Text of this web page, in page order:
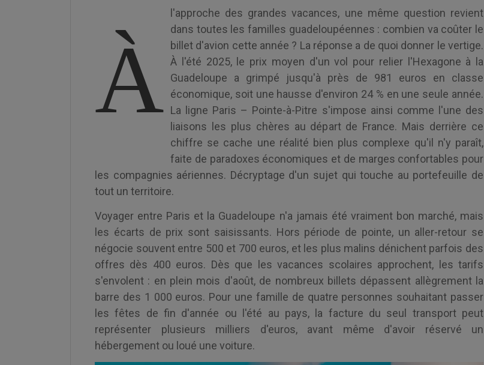
À
l'approche des grandes vacances, une même question revient
dans toutes les familles guadeloupéennes : combien va coûter le
billet d'avion cette année ? La réponse a de quoi donner le vertige.
À l'été 2025, le prix moyen d'un vol pour relier l'Hexagone à la
Guadeloupe a grimpé jusqu'à près de 981 euros en classe
économique, soit une hausse d'environ 24 % en une seule année.
La ligne Paris – Pointe-à-Pitre s'impose ainsi comme l'une des
liaisons les plus chères au départ de France. Mais derrière ce
chiffre se cache une réalité bien plus complexe qu'il n'y paraît,
faite de paradoxes économiques et de marges confortables pour
les compagnies aériennes. Décryptage d'un sujet qui touche au portefeuille de
tout un territoire.
Voyager entre Paris et la Guadeloupe n'a jamais été vraiment bon marché, mais
les écarts de prix sont saisissants. Hors période de pointe, un aller-retour se
négocie souvent entre 500 et 700 euros, et les plus malins dénichent parfois des
offres dès 400 euros. Dès que les vacances scolaires approchent, les tarifs
s'envolent : en plein mois d'août, de nombreux billets dépassent allègrement la
barre des 1 000 euros. Pour une famille de quatre personnes souhaitant passer
les fêtes de fin d'année ou l'été au pays, la facture du seul transport peut
représenter plusieurs milliers d'euros, avant même d'avoir réservé un
hébergement ou loué une voiture.